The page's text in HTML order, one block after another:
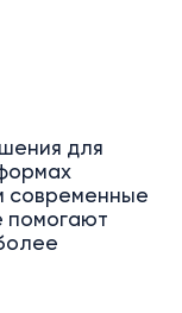
для
современные
помогают